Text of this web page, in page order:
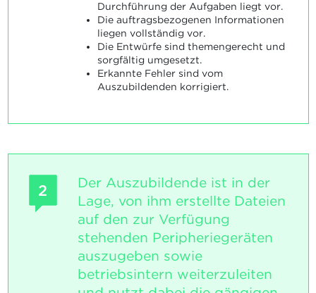
Durchführung der Aufgaben liegt vor.
Die auftragsbezogenen Informationen
liegen vollständig vor.
Die Entwürfe sind themengerecht und
sorgfältig umgesetzt.
Erkannte Fehler sind vom
Auszubildenden korrigiert.
2
Der Auszubildende ist in der
Lage, von ihm erstellte Dateien
auf den zur Verfügung
stehenden Peripheriegeräten
auszugeben sowie
betriebsintern weiterzuleiten